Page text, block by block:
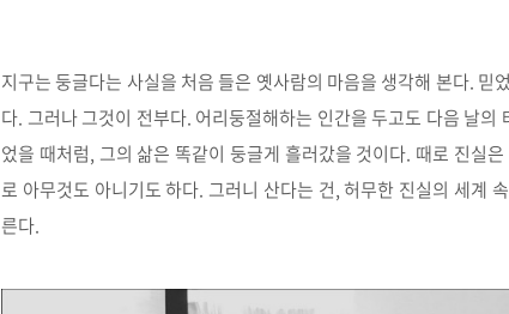
지구는 둥글다는 사실을 처음 들은 옛사람의 마음을 생각해 본다.
다. 그러나 그것이 전부다. 어리둥절해하는 인간을 두고도 다음 날
었을 때처럼, 그의 삶은 똑같이 둥글게 흘러갔을 것이다. 때로 진실
로 아무것도 아니기도 하다. 그러니 산다는 건, 허무한 진실의 세계
른다.